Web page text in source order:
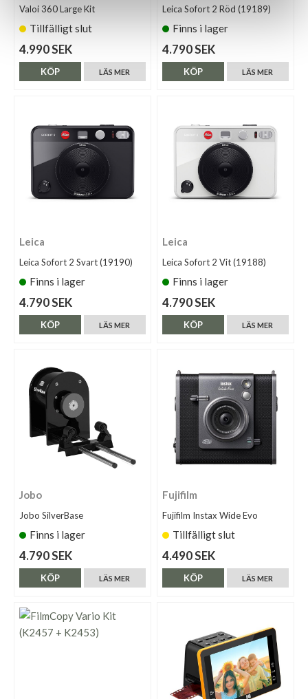
Valoi 360 Large Kit
Tillfälligt slut
4.990 SEK
LÄS MER
KÖP
Leica Sofort 2 Röd (19189)
Finns i lager
4.790 SEK
LÄS MER
KÖP
Leica
Leica Sofort 2 Svart (19190)
Finns i lager
4.790 SEK
LÄS MER
KÖP
Leica
Leica Sofort 2 Vit (19188)
Finns i lager
4.790 SEK
LÄS MER
KÖP
Jobo
Jobo SilverBase
Finns i lager
4.790 SEK
LÄS MER
KÖP
Fujifilm
Fujifilm Instax Wide Evo
Tillfälligt slut
4.490 SEK
LÄS MER
KÖP